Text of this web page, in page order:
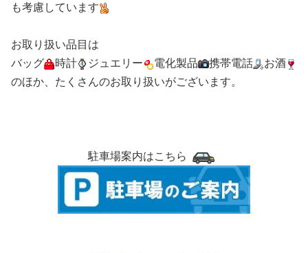
も考慮しています
お取り扱い品目は
バッグ
時計 ジュエリー 電化製品 携帯電話
お酒
のほか、たくさんのお取り扱いがございます。
駐車場案内はこちら